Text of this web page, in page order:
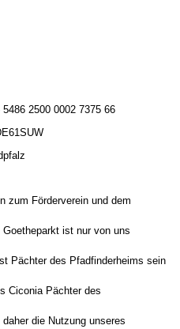
0002 7375 66
zum Förderverein und dem
ist nur von uns
Pächter des Pfadfinderheims sein
Ciconia Pächter des
die Nutzung unseres